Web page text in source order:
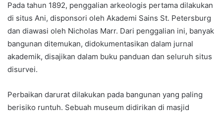
Pada tahun 1892, penggalian arkeologis pertama dilakukan
di situs Ani, disponsori oleh Akademi Sains St. Petersburg
dan diawasi oleh Nicholas Marr. Dari penggalian ini, banyak
bangunan ditemukan, didokumentasikan dalam jurnal
akademik, disajikan dalam buku panduan dan seluruh situs
disurvei.
Perbaikan darurat dilakukan pada bangunan yang paling
berisiko runtuh. Sebuah museum didirikan di masjid